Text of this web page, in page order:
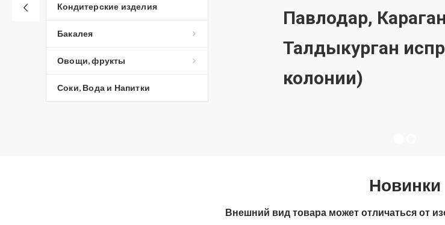
Кондитерские изделия
Бакалея
Овощи, фрукты
Соки, Вода и Напитки
Новинки
Внешний вид товара может отличаться от